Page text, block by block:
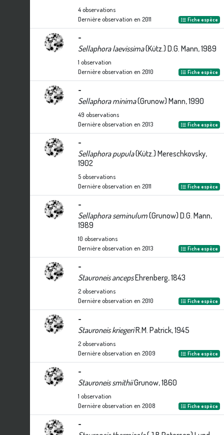
4observations
Dernière observation en 2011 Fiche espèce
-
Sellaphora laevissima(Kütz.) D.G. Mann, 1989
1 observation
Dernière observation en 2010 Fiche espèce
-
Sellaphora minima(Grunow) Mann, 1990
49 observations
Dernière observation en 2013 Fiche espèce
-
Sellaphora pupula(Kütz.) Mereschkovsky,
1902
5observations
Dernière observation en 2011 Fiche espèce
-
Sellaphora seminulum(Grunow) D.G. Mann,
1989
10 observations
Dernière observation en 2013 Fiche espèce
-
Stauroneis ancepsEhrenberg, 1843
2observations
Dernière observation en 2010 Fiche espèce
-
Stauroneis kriegeriR.M. Patrick, 1945
2observations
Dernière observation en 2009 Fiche espèce
-
Stauroneis smithiiGrunow, 1860
1 observation
Dernière observation en 2008 Fiche espèce
-